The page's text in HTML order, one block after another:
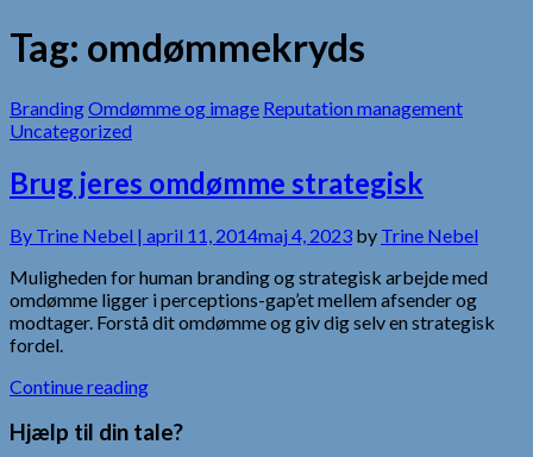
Tag: omdømmekryds
BrandingOmdømme og image Reputation management
Uncategorized
Brug jeres omdømme strategisk
By Trine Nebel | april 11, 2014maj 4, 2023 by Trine Nebel
Muligheden for human branding og strategisk arbejde med
omdømme ligger i perceptions-gap’et mellem afsender og
modtager. Forstå dit omdømme og giv dig selv en strategisk
fordel.
Continue reading
Hjælp til din tale?